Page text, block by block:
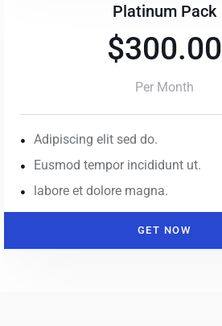
Platinum Pack
$300.00
Per Month
Adipiscing elit sed do.
Eusmod tempor incididunt ut.
labore et dolore magna.
GET NOW